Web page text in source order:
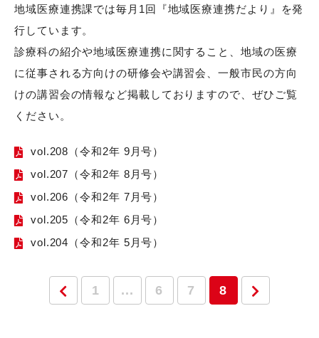
地域医療連携課では毎月1回『地域医療連携だより』を発
行しています。
診療科の紹介や地域医療連携に関すること、地域の医療
に従事される方向けの研修会や講習会、一般市民の方向
けの講習会の情報など掲載しておりますので、ぜひご覧
ください。
vol.208（令和2年 9月号）
vol.207（令和2年 8月号）
vol.206（令和2年 7月号）
vol.205（令和2年 6月号）
vol.204（令和2年 5月号）
1 ... 6 7 8